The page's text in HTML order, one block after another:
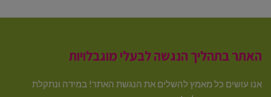
האתר בתהליך הנגשה לבעלי מוגבלויות
אנו עושים כל מאמץ להשלים את הנגשת האתר! במידה ונתקלת